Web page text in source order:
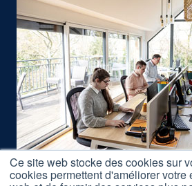
Ce site web stocke des cookies sur
cookies permettent d'améliorer votre
Nous rejoindre